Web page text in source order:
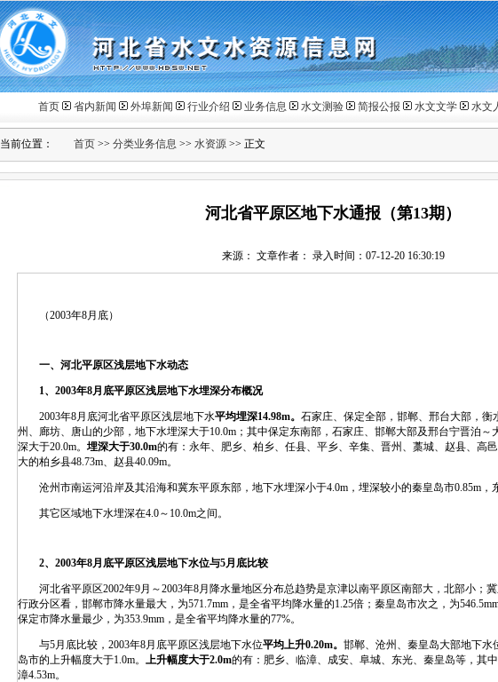
首页 省内新闻 外埠新闻 行业介绍 业务信息 水文测验 简报公报 水文文学 水文
当前位置： 首页 >> 分类业务信息 >> 水资源 >> 正文
河北省平原区地下水通报（第13期）
来源： 文章作者： 录入时间：07-12-20 16:30:19
（2003年8月底）
一、河北平原区浅层地下水动态
1、 2003年8月底平原区浅层地下水埋深分布概况
2003年8月底河北省平原区浅层地下水平均埋深14.98m。 石家庄、保定全部，邯郸、邢台大部，衡
州、廊坊、唐山的少部，地下水埋深大于10.0m；其中保定东南部，石家庄、邯郸大部及邢台宁晋泊～
深大于20.0m。 埋深大于30.0m的有：永年、肥乡、柏乡、任县、平乡、辛集、晋州、藁城、赵县、高
大的柏乡县48.73m、赵县40.09m。
沧州市南运河沿岸及其沿海和冀东平原东部，地下水埋深小于4.0m，埋深较小的秦皇岛市0.85m，东
其它区域地下水埋深在4.0～10.0m之间。
2、 2003年8月底平原区浅层地下水位与5月底比较
河北省平原区2002年9月～2003年8月降水量地区分布总趋势是京津以南平原区南部大，北部小；
行政分区看，邯郸市降水量最大，为571.7mm，是全省平均降水量的1.25倍；秦皇岛市次之，为
保定市降水量最少，为353.9mm，是全省平均降水量的77%。
与5月底比较，2003年8月底平原区浅层地下水位平均上升0.20m。 邯郸、沧州、秦皇岛大部地下水
岛市的上升幅度大于1.0m。 上升幅度大于2.0m的有：肥乡、临漳、成安、阜城、东光、秦皇岛等，其
漳4.53m。